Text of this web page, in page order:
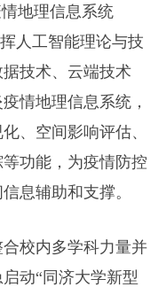
地理信息系统
人工智能理论与技
技术、云端技术
情地理信息系统，
、空间影响评估、
功能，为疫情防控
息辅助和支撑。
校内多学科力量并
动“同济大学新型